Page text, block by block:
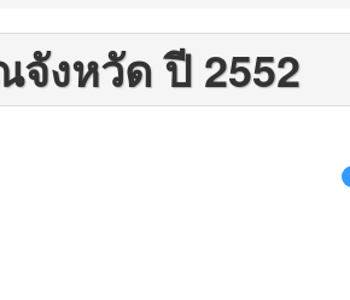
จังหวัด ปี 2552